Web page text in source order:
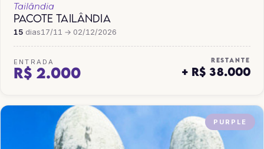
Tailândia
PACOTE TAILÂNDIA
15 dias17/11 → 02/12/2026
ENTRADA
R$ 2.000
RESTANTE
+ R$ 38.000
PURPLE